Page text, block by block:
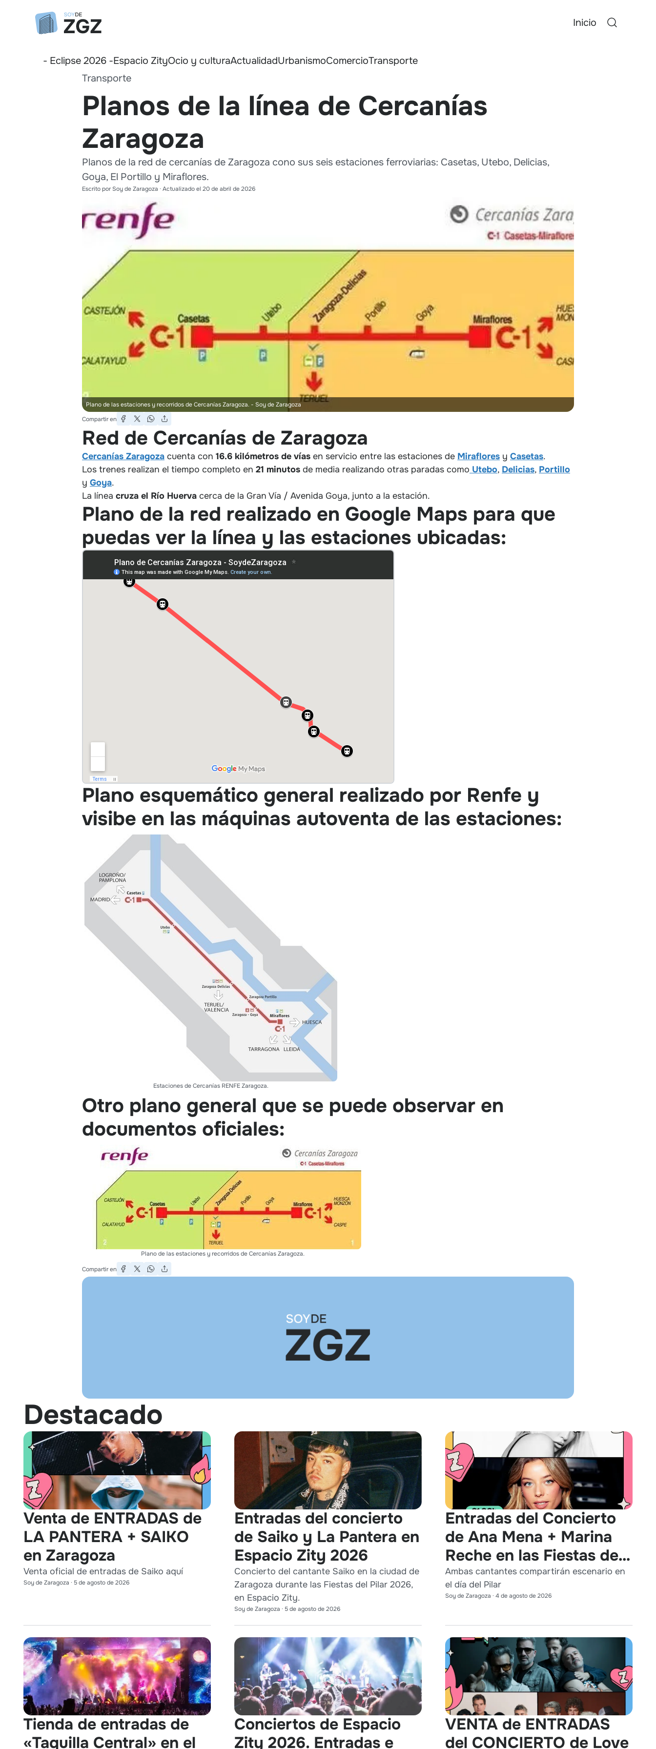
Inicio
- Eclipse 2026 -Espacio ZityOcio y culturaActualidadUrbanismoComercioTransporte
Transporte
Planos de la línea de Cercanías
Zaragoza
Planos de la red de cercanías de Zaragoza cono sus seis estaciones ferroviarias: Casetas, Utebo, Delicias,
Goya, El Portillo y Miraflores.
Escrito porSoy de Zaragoza · Actualizado el 20 de abril de 2026
Plano de las estaciones y recorridos de Cercanías Zaragoza. - Soy de Zaragoza
Compartir en
Red de Cercanías de Zaragoza
Cercanías Zaragoza cuenta con 16.6 kilómetros de vías en servicio entre las estaciones de Miraflores y Casetas.
Los trenes realizan el tiempo completo en 21 minutos de media realizando otras paradas como Utebo, Delicias, Portillo
y Goya.
La línea cruza el Río Huerva cerca de la Gran Vía / Avenida Goya, junto a la estación.
Plano de la red realizado en Google Maps para que
puedas ver la línea y las estaciones ubicadas:
Plano esquemático general realizado por Renfe y
visibe en las máquinas autoventa de las estaciones:
Estaciones de Cercanías RENFE Zaragoza.
Otro plano general que se puede observar en
documentos oficiales:
Plano de las estaciones y recorridos de Cercanías Zaragoza.
Compartir en
Destacado
Venta de ENTRADAS de
LA PANTERA + SAIKO
en Zaragoza
Venta oficial de entradas de Saiko aquí
Soy de Zaragoza · 5 de agosto de 2026
Entradas del concierto
de Saiko y La Pantera en
Espacio Zity 2026
Concierto del cantante Saiko en la ciudad de
Zaragoza durante las Fiestas del Pilar 2026,
en Espacio Zity.
Soy de Zaragoza · 5 de agosto de 2026
Entradas del Concierto
de Ana Mena + Marina
Reche en las Fiestas del
Pilar 2026
Ambas cantantes compartirán escenario en
el día del Pilar
Soy de Zaragoza · 4 de agosto de 2026
Tienda de entradas de
«Taquilla Central» en el
Conciertos de Espacio
Zity 2026. Entradas e
VENTA de ENTRADAS
del CONCIERTO de Love